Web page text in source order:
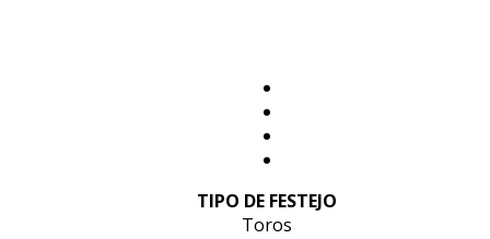
TIPO DE FESTEJO
Toros